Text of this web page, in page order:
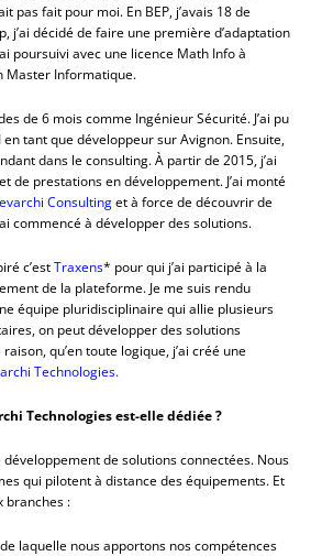
pas fait pour moi. En BEP, j’avais 18 de
j’ai décidé de faire une première d’adaptation
poursuivi avec une licence Math Info à
Master Informatique.
de 6 mois comme Ingénieur Sécurité. J’ai pu
tant que développeur sur Avignon. Ensuite,
dans le consulting. À partir de 2015, j’ai
de prestations en développement. J’ai monté
Consultinget à force de découvrir de
commencé à développer des solutions.
c’estTraxens* pour qui j’ai participé à la
de la plateforme. Je me suis rendu
équipe pluridisciplinaire qui allie plusieurs
on peut développer des solutions
qu’en toute logique, j’ai créé une
Technologies.
Technologies est-elle dédiée ?
développement de solutions connectées. Nous
qui pilotent à distance des équipements. Et
branches :
laquelle nous apportons nos compétences